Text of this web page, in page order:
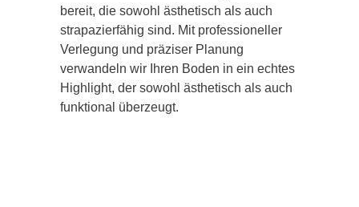
bereit, die sowohl ästhetisch als auch
strapazierfähig sind. Mit professioneller
Verlegung und präziser Planung
verwandeln wir Ihren Boden in ein echtes
Highlight, der sowohl ästhetisch als auch
funktional überzeugt.